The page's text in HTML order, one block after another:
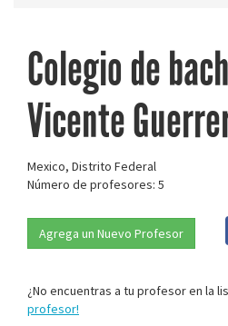
Colegio de
Vicente
Mexico, Distrito Federal
Número de profesores: 5
Agrega un Nuevo Profesor
¿No encuentras a tu profesor en la
profesor!